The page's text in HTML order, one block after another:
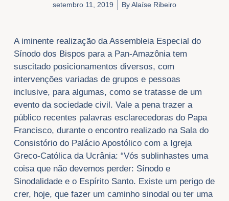
setembro 11, 2019 ByAlaíse Ribeiro
A iminente realização da Assembleia Especial do
Sínodo dos Bispos para a Pan-Amazônia tem
suscitado posicionamentos diversos, com
intervenções variadas de grupos e pessoas
inclusive, para algumas, como se tratasse de um
evento da sociedade civil. Vale a pena trazer a
público recentes palavras esclarecedoras do Papa
Francisco, durante o encontro realizado na Sala do
Consistório do Palácio Apostólico com a Igreja
Greco-Católica da Ucrânia: “Vós sublinhastes uma
coisa que não devemos perder: Sínodo e
Sinodalidade e o Espírito Santo. Existe um perigo de
crer, hoje, que fazer um caminho sinodal ou ter uma